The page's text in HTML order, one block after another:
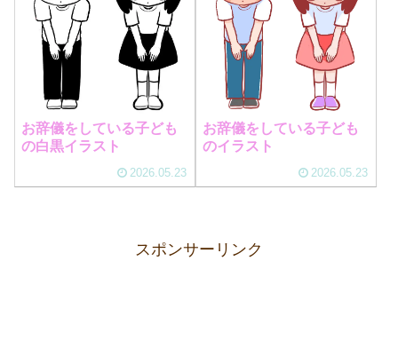
お辞儀をしている子ども
の白黒イラスト
2026.05.23
お辞儀をしている子ども
のイラスト
2026.05.23
スポンサーリンク